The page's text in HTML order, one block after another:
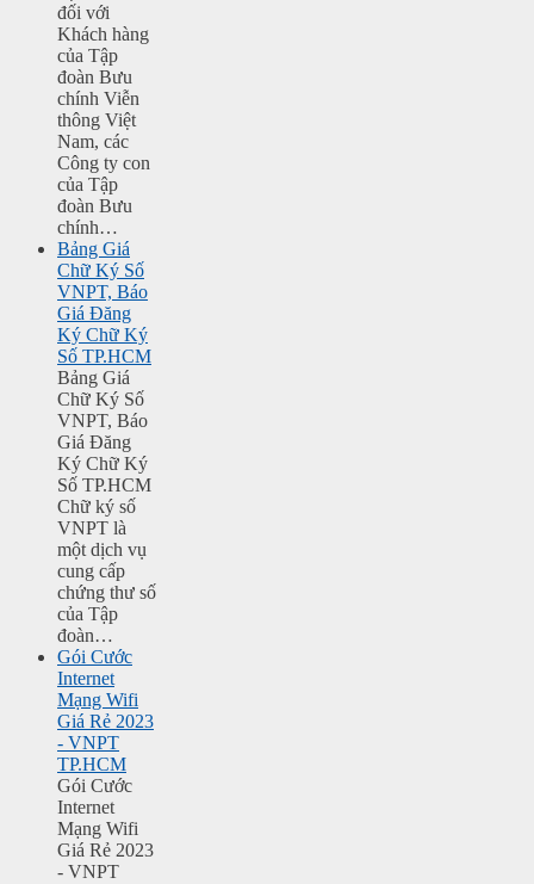
đối với
Khách hàng
của Tập
đoàn Bưu
chính Viễn
thông Việt
Nam, các
Công ty con
của Tập
đoàn Bưu
chính…
Bảng Giá
Chữ Ký Số
VNPT, Báo
Giá Đăng
Ký Chữ Ký
Số TP.HCM
Bảng Giá
Chữ Ký Số
VNPT, Báo
Giá Đăng
Ký Chữ Ký
Số TP.HCM
Chữ ký số
VNPT là
một dịch vụ
cung cấp
chứng thư số
của Tập
đoàn…
Gói Cước
Internet
Mạng Wifi
Giá Rẻ 2023
- VNPT
TP.HCM
Gói Cước
Internet
Mạng Wifi
Giá Rẻ 2023
- VNPT